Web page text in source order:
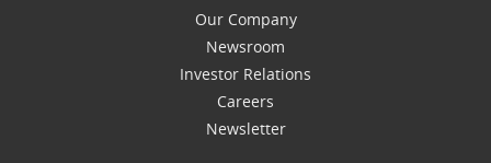
Our Company
Newsroom
Investor Relations
Careers
Newsletter